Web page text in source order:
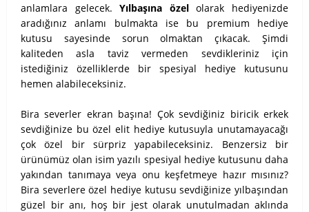
anlamlara gelecek.Yılbaşına özelolarak hediyenizde
aradığınız anlamı bulmakta ise bu premium hediye
kutusu sayesinde sorun olmaktan çıkacak. Şimdi
kaliteden asla taviz vermeden sevdikleriniz için
istediğiniz özelliklerde bir spesiyal hediye kutusunu
hemen alabileceksiniz.
Bira severler ekran başına! Çok sevdiğiniz biricik erkek
sevdiğinize bu özel elit hediye kutusuyla unutamayacağı
çok özel bir sürpriz yapabileceksiniz. Benzersiz bir
ürünümüz olan isim yazılı spesiyal hediye kutusunu daha
yakından tanımaya veya onu keşfetmeye hazır mısınız?
Bira severlere özel hediye kutusu sevdiğinize yılbaşından
güzel bir anı, hoş bir jest olarak unutulmadan aklında